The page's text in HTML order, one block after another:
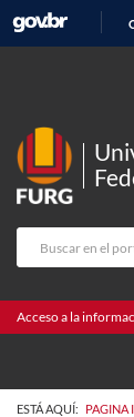
Acceso a la
ESTÁ AQUÍ: PAGINA